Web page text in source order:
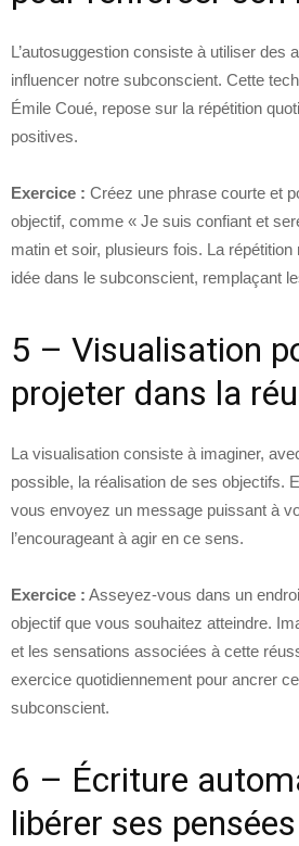
L’autosuggestion consiste à utiliser des
influencer notre subconscient. Cette
Émile Coué, repose sur la répétition
positives.
Exercice : Créez une phrase courte et
objectif, comme « Je suis confiant et
matin et soir, plusieurs fois. La
idée dans le subconscient, remplaçant
5 – Visualisation
projeter dans la
La visualisation consiste à imaginer,
possible, la réalisation de ses objectifs.
vous envoyez un message puissant à
l’encourageant à agir en ce sens.
Exercice : Asseyez-vous dans un
objectif que vous souhaitez atteindre.
et les sensations associées à cette
exercice quotidiennement pour ancrer
subconscient.
6 – Écriture
libérer ses